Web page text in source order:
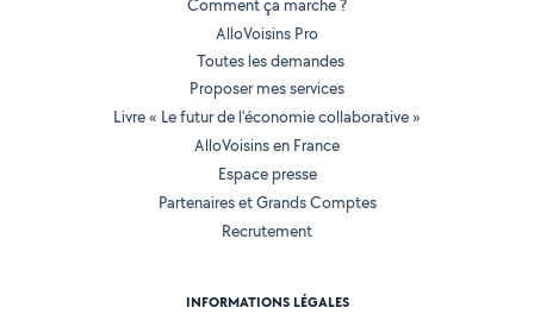
Comment ça marche ?
AlloVoisins Pro
Toutes les demandes
Proposer mes services
Livre « Le futur de l'économie collaborative »
AlloVoisins en France
Espace presse
Partenaires et Grands Comptes
Recrutement
INFORMATIONS LÉGALES